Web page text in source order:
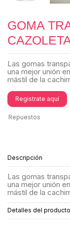
GOMA
Las gomas
una mejor unión
mástil de la
Registrate aquí
Repuestos
Descripción
Las gomas
una mejor unión
mástil de la
Detalles del producto